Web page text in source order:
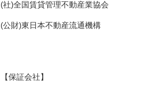
(社)全国賃貸管理不動産業協会
(公財)東日本不動産流通機構
【保証会社】